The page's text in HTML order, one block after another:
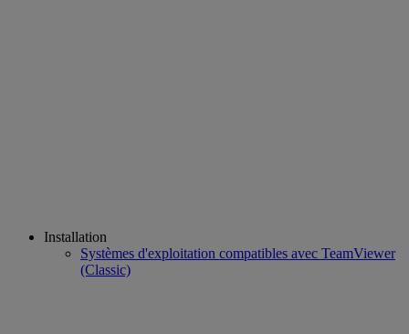
Installation
Systèmes d'exploitation compatibles avec TeamViewer
(Classic)